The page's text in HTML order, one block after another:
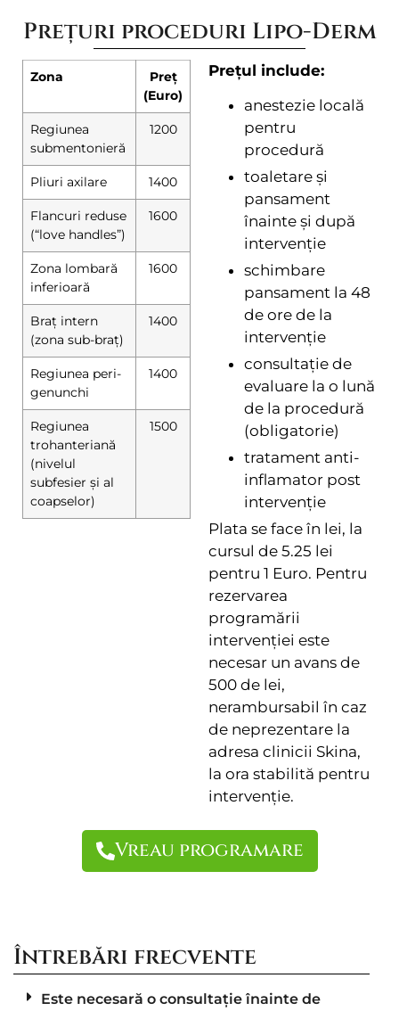
Prețuri proceduri Lipo-Derm
Zona
Preț
(Euro)
Regiunea
submentonieră
1200
Pliuri axilare 1400
Flancuri reduse
(“love handles”)
1600
Zona lombară
inferioară
1600
Braț intern
(zona sub-braț)
1400
Regiunea peri-
genunchi
1400
Regiunea
trohanteriană
(nivelul
subfesier și al
coapselor)
1500
Prețul include:
anestezie locală
pentru
procedură
toaletare și
pansament
înainte și după
intervenție
schimbare
pansament la 48
de ore de la
intervenție
consultație de
evaluare la o lună
de la procedură
(obligatorie)
tratament anti-
inflamator post
intervenție
Plata se face în lei, la
cursul de 5.25 lei
pentru 1 Euro. Pentru
rezervarea
programării
intervenției este
necesar un avans de
500 de lei,
nerambursabil în caz
de neprezentare la
adresa clinicii Skina,
la ora stabilită pentru
intervenție.
Vreau programare
Întrebări frecvente
Este necesară o consultație înainte de